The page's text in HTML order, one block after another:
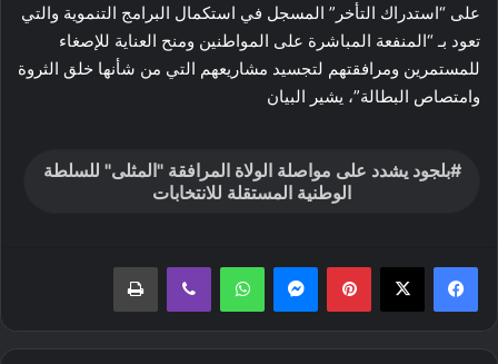
على “استدراك التأخر” المسجل في استكمال البرامج التنموية والتي
تعود بـ “المنفعة المباشرة على المواطنين ومنح العناية للإصغاء
للمستمرين ومرافقتهم لتجسيد مشاريعهم التي من شأنها خلق الثروة
وامتصاص البطالة”، يشير البيان
بلجود يشدد على مواصلة الولاة المرافقة "المثلى" للسلطة
الوطنية المستقلة للانتخابات
بينتيريستماسنجر واتساب ڤايبر طباعة